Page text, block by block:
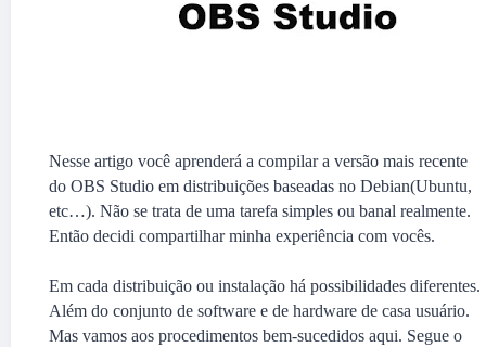
Nesse artigo você aprenderá a compilar a versão mais recente
do OBS Studio em distribuições baseadas no Debian(Ubuntu,
etc…). Não se trata de uma tarefa simples ou banal realmente.
Então decidi compartilhar minha experiência com vocês.
Em cada distribuição ou instalação há possibilidades diferentes.
Além do conjunto de software e de hardware de casa usuário.
Mas vamos aos procedimentos bem-sucedidos aqui. Segue o